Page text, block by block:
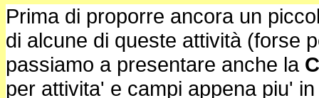
Prima di proporre ancora un
di alcune di queste attività (forse
passiamo a presentare anche la
per attivita' e campi appena piu'